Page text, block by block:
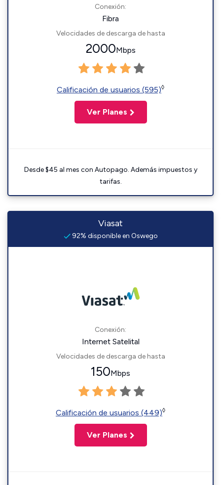
Conexión:
Fibra
Velocidades de descarga de hasta
2000Mbps
Calificación de usuarios (595)◊
Ver Planes
Desde $45 al mes con Autopago. Además impuestos y
tarifas.
Viasat
92% disponible en Oswego
Conexión:
Internet Satelital
Velocidades de descarga de hasta
150Mbps
Calificación de usuarios (449)◊
Ver Planes